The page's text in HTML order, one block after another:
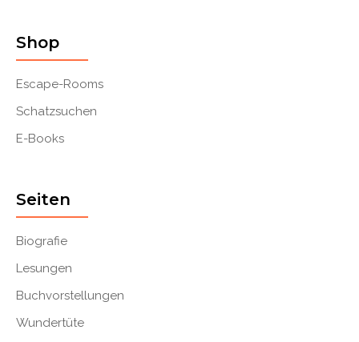
Shop
Escape-Rooms
Schatzsuchen
E-Books
Seiten
Biografie
Lesungen
Buchvorstellungen
Wundertüte